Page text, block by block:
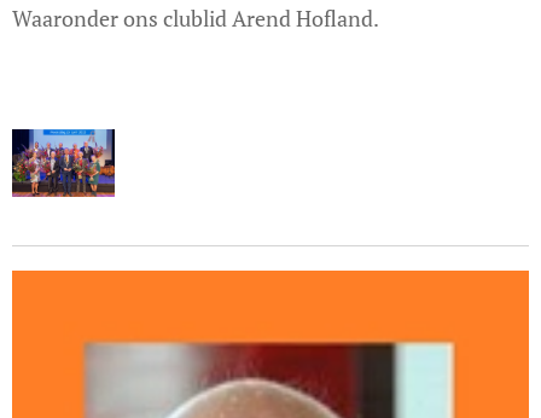
Waaronder ons clublid Arend Hofland.